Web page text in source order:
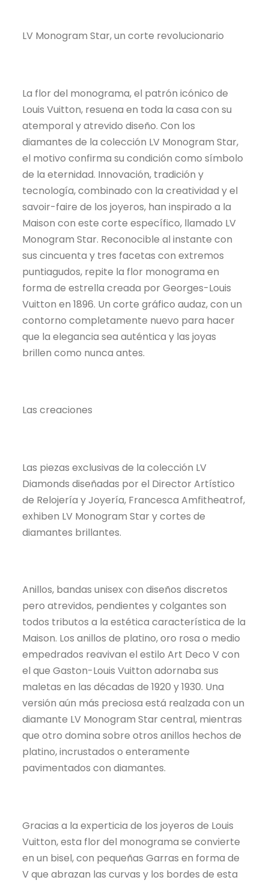
LV Monogram Star, un corte revolucionario
La flor del monograma, el patrón icónico de
Louis Vuitton, resuena en toda la casa con su
atemporal y atrevido diseño. Con los
diamantes de la colección LV Monogram Star,
el motivo confirma su condición como símbolo
de la eternidad. Innovación, tradición y
tecnología, combinado con la creatividad y el
savoir-faire de los joyeros, han inspirado a la
Maison con este corte específico, llamado LV
Monogram Star. Reconocible al instante con
sus cincuenta y tres facetas con extremos
puntiagudos, repite la flor monograma en
forma de estrella creada por Georges-Louis
Vuitton en 1896. Un corte gráfico audaz, con un
contorno completamente nuevo para hacer
que la elegancia sea auténtica y las joyas
brillen como nunca antes.
Las creaciones
Las piezas exclusivas de la colección LV
Diamonds diseñadas por el Director Artístico
de Relojería y Joyería, Francesca Amfitheatrof,
exhiben LV Monogram Star y cortes de
diamantes brillantes.
Anillos, bandas unisex con diseños discretos
pero atrevidos, pendientes y colgantes son
todos tributos a la estética característica de la
Maison. Los anillos de platino, oro rosa o medio
empedrados reavivan el estilo Art Deco V con
el que Gaston-Louis Vuitton adornaba sus
maletas en las décadas de 1920 y 1930. Una
versión aún más preciosa está realzada con un
diamante LV Monogram Star central, mientras
que otro domina sobre otros anillos hechos de
platino, incrustados o enteramente
pavimentados con diamantes.
Gracias a la experticia de los joyeros de Louis
Vuitton, esta flor del monograma se convierte
en un bisel, con pequeñas Garras en forma de
V que abrazan las curvas y los bordes de esta